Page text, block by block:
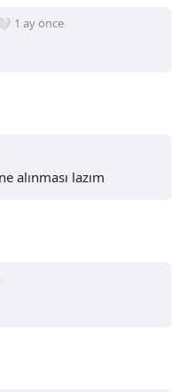
1 ay önce
alınması lazım